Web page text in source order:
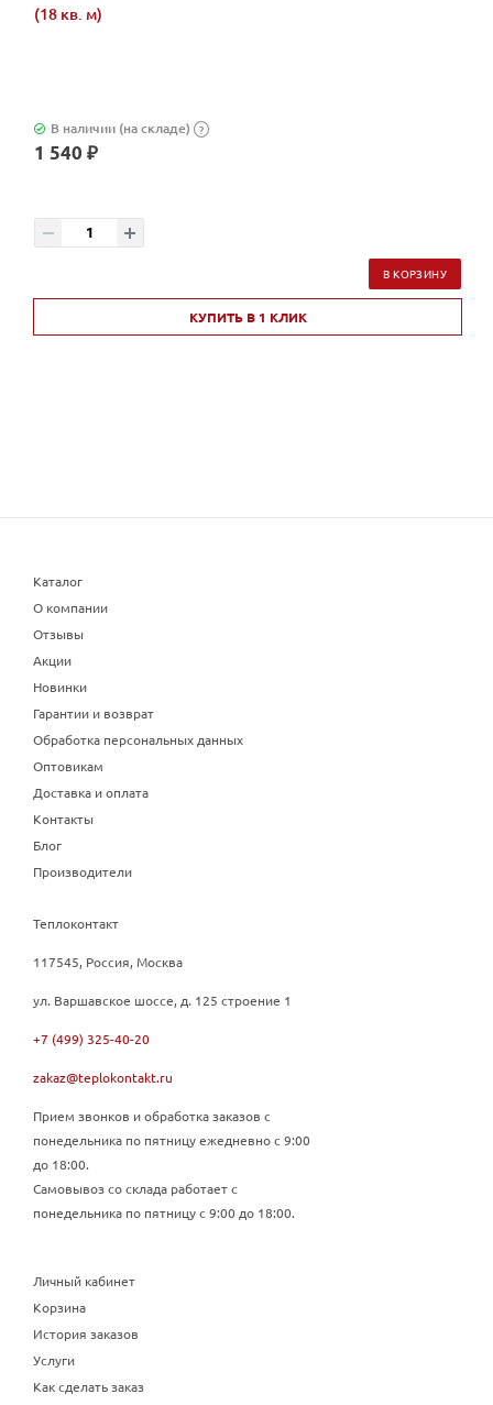
(18 кв. м)
В наличии (на складе) ?
1 540 ₽
В КОРЗИНУ
КУПИТЬ В 1 КЛИК
Каталог
О компании
Отзывы
Акции
Новинки
Гарантии и возврат
Обработка персональных данных
Оптовикам
Доставка и оплата
Контакты
Блог
Производители
Теплоконтакт
117545, Россия, Москва
ул. Варшавское шоссе, д. 125 строение 1
+7 (499) 325-40-20
zakaz@teplokontakt.ru
Прием звонков и обработка заказов с
понедельника по пятницу ежедневно с 9:00
до 18:00.
Самовывоз со склада работает с
понедельника по пятницу с 9:00 до 18:00.
Личный кабинет
Корзина
История заказов
Услуги
Как сделать заказ